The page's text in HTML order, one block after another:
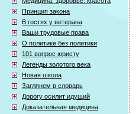
Принцип закона
В гостях у ветерана
Ваши трудовые права
О политике без политики
101 вопрос юристу
Легенды золотого века
Новая школа
Заглянем в словарь
Дорогу осилит идущий
Доказательная медицина